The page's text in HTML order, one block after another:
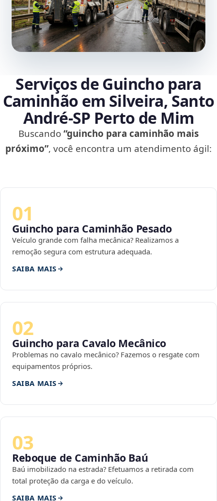
Serviços de Guincho para
Caminhão em Silveira, Santo
André‑SP Perto de Mim
Buscando“guincho para caminhão mais
próximo”, você encontra um atendimento ágil:
01
Guincho para Caminhão Pesado
Veículo grande com falha mecânica? Realizamos a
remoção segura com estrutura adequada.
SAIBA MAIS
02
Guincho para Cavalo Mecânico
Problemas no cavalo mecânico? Fazemos o resgate com
equipamentos próprios.
SAIBA MAIS
03
Reboque de Caminhão Baú
Baú imobilizado na estrada? Efetuamos a retirada com
total proteção da carga e do veículo.
SAIBA MAIS